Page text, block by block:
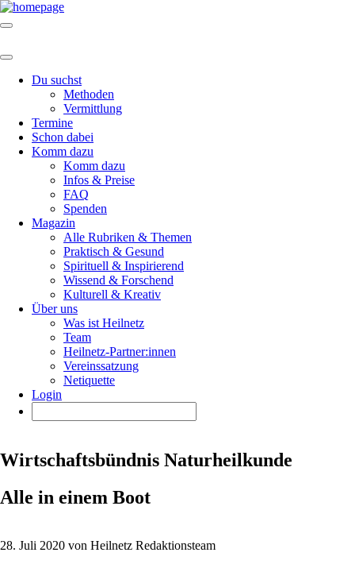
Du suchst
Methoden
Vermittlung
Termine
Schon dabei
Komm dazu
Komm dazu
Infos & Preise
FAQ
Spenden
Magazin
Alle Rubriken & Themen
Praktisch & Gesund
Spirituell & Inspirierend
Wissend & Forschend
Kulturell & Kreativ
Über uns
Was ist Heilnetz
Team
Heilnetz-Partner:innen
Vereinssatzung
Netiquette
Login
Wirtschaftsbündnis Naturheilkunde
Alle in einem Boot
28. Juli 2020 von Heilnetz Redaktionsteam